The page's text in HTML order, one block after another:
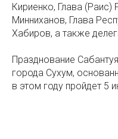
Кириенко, Глава (Раис)
Минниханов, Глава
Хабиров, а также
Празднование
города Сухум,
в этом году пройдет 5